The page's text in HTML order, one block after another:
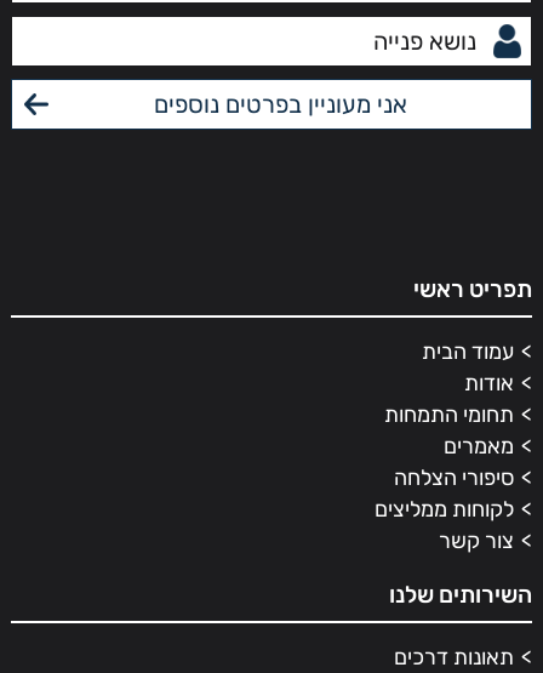
תפריט ראשי
עמוד הבית
אודות
תחומי התמחות
מאמרים
סיפורי הצלחה
לקוחות ממליצים
צור קשר
השירותים שלנו
תאונות דרכים